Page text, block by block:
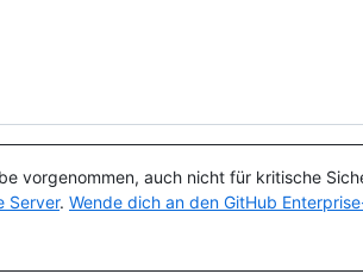
vorgenommen, auch nicht für kritische
Server. Wende dich an den GitHub